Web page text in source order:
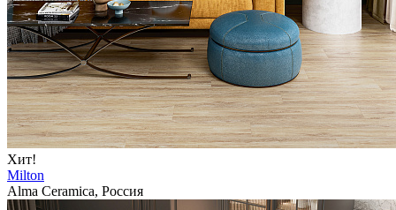
Хит!
Milton
Alma Ceramica, Россия